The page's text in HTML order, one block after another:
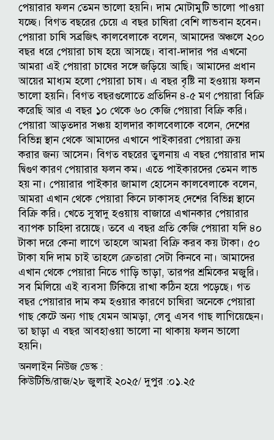
পেয়ারার ফলন তেমন ভালো হয়নি। দাম মোটামুটি ভালো পাওয়া
যচ্ছে। বিগত বছরের চেয়ে এ বছর চাষিরা বেশি লাভবান হবেন।
পেয়ারা চাষি সব্রজিৎ কালবেলাকে বলেন, আমাদের অঞ্চলে ২০০
বছর ধরে পেয়ারা চাষ হয়ে আসছে। বাবা-দাদার পর এখনো
আমরা এই পেয়ারা চাষের সঙ্গে জড়িয়ে আছি। আমাদের প্রধান
আয়ের মাধ্যম হলো পেয়ারা চাষ। এ বছর বৃষ্টি না হওয়ায় ফলন
ভালো হয়নি। বিগত বছরগুলোতে প্রতিদিন ৪-৫ মণ পেয়ারা বিক্রি
করেছি আর এ বছর ১০ থেকে ৬০ কেজি পেয়ারা বিক্রি করি।
পেয়ারা আড়তদার সঞ্চয় হালদার কালবেলাকে বলেন, দেশের
বিভিন্ন স্থান থেকে আমাদের এখানে পাইকাররা পেয়ারা ক্রয়
করার জন্য আসেন। বিগত বছরের তুলনায় এ বছর পেয়ারার দাম
দ্বিগুণ কারণ পেয়ারার ফলন কম। এতে পাইকারদের তেমন লাভ
হয় না। পেয়ারার পাইকার জামাল হোসেন কালবেলাকে বলেন,
আমরা এখান থেকে পেয়ারা কিনে ঢাকাসহ দেশের বিভিন্ন স্থানে
বিক্রি করি। খেতে সুস্বাদু হওয়ায় বাজারে এখানকার পেয়ারার
ব্যাপক চাহিদা রয়েছে। তবে এ বছর প্রতি কেজি পেয়ারা যদি ৪০
টাকা দরে কেনা লাগে তাহলে আমরা বিক্রি করব কয় টাকা। ৫০
টাকা যদি দাম চাই তাহলে ক্রেতারা সেটা কিনবে না। আমাদের
এখান থেকে পেয়ারা নিতে গাড়ি ভাড়া, তারপর শ্রমিকের মজুরি।
সব মিলিয়ে এই ব্যবসা টিকিয়ে রাখা কঠিন হয়ে পড়েছে। গত
বছর পেয়ারার দাম কম হওয়ার কারণে চাষিরা অনেকে পেয়ারা
গাছ কেটে অন্য গাছ যেমন আমড়া, লেবু এসব গাছ লাগিয়েছেন।
তা ছাড়া এ বছর আবহাওয়া ভালো না থাকায় ফলন ভালো
হয়নি।
অনলাইন নিউজ ডেস্ক :
কিউটিভি/রাজ/২৮ জুলাই ২০২৫/ দুপুর :০১.২৫